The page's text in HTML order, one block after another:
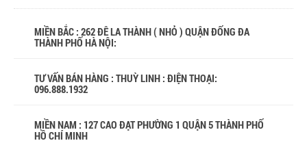
MIỀN BẮC : 262 ĐÊ LA THÀNH ( NHỎ ) QUẬN ĐỐNG ĐA
THÀNH PHỐ HÀ NỘI:
TƯ VẤN BÁN HÀNG : THUỲ LINH : ĐIỆN THOẠI:
096.888.1932
MIỀN NAM : 127 CAO ĐẠT PHƯỜNG 1 QUẬN 5 THÀNH PHỐ
HỒ CHÍ MINH